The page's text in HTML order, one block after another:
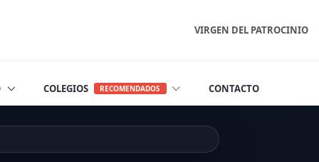
VIRGEN DEL PATROCINIO
COLEGIOS RECOMENDADOS CONTACTO